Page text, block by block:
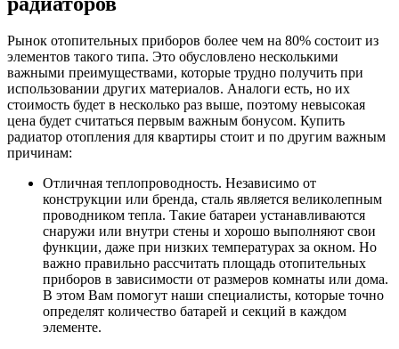
Рынок отопительных приборов более чем на 80% состоит из
элементов такого типа. Это обусловлено несколькими
важными преимуществами, которые трудно получить при
использовании других материалов. Аналоги есть, но их
стоимость будет в несколько раз выше, поэтому невысокая
цена будет считаться первым важным бонусом. Купить
радиатор отопления для квартиры стоит и по другим важным
причинам:
Отличная теплопроводность. Независимо от
конструкции или бренда, сталь является великолепным
проводником тепла. Такие батареи устанавливаются
снаружи или внутри стены и хорошо выполняют свои
функции, даже при низких температурах за окном. Но
важно правильно рассчитать площадь отопительных
приборов в зависимости от размеров комнаты или дома.
В этом Вам помогут наши специалисты, которые точно
определят количество батарей и секций в каждом
элементе.